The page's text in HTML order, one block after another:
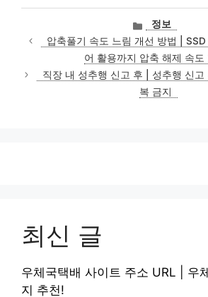
카
테
고
리
정보
압축풀기 속도 느림 개선 방법 |
어 활용까지 압축 해제 속도
직장 내 성추행 신고 후 | 성추행 신고
복 금지
최신 글
우체국택배 사이트 주소 URL | 우
지 추천!